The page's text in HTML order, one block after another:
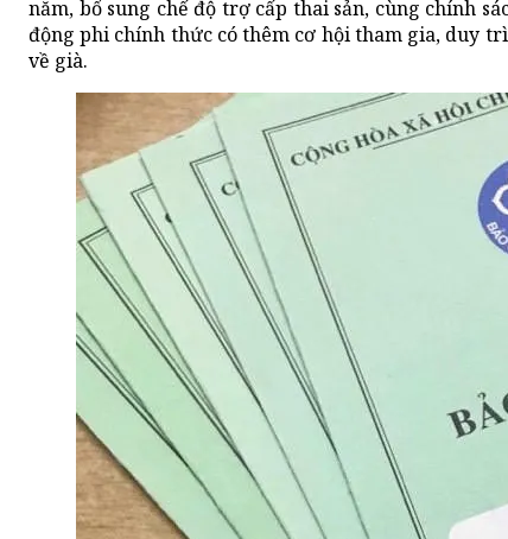
năm, bổ sung chế độ trợ cấp thai sản, cùng chính
động phi chính thức có thêm cơ hội tham gia, duy
về già.